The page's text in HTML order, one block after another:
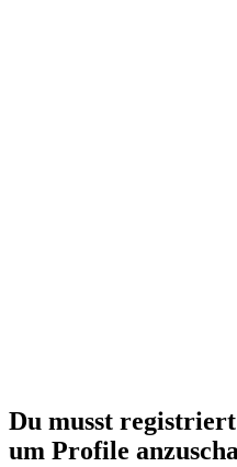
Du musst
um Profile